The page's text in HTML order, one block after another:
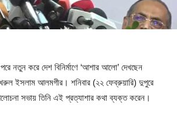
নতুন করে দেশ বিনির্মাণে ‘আশার আলো’ দেখছেন
ইসলাম আলমগীর। শনিবার (২২ ফেব্রুয়ারি) দুপুরে
সভায় তিনি এই প্রত্যাশার কথা ব্যক্ত করেন।